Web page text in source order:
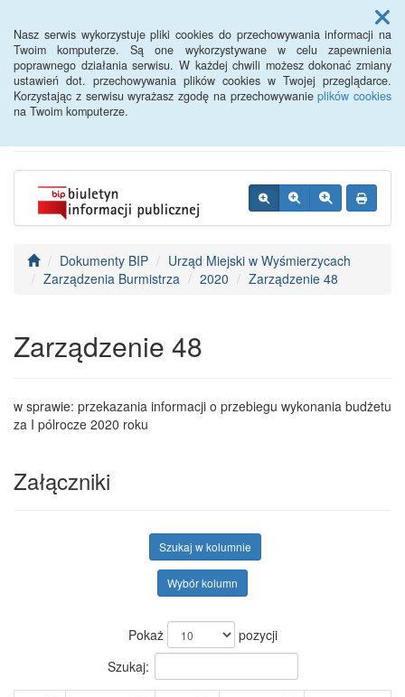
Nasz serwis wykorzystuje pliki cookies do przechowywania informacji na
Twoim komputerze. Są one wykorzystywane w celu zapewnienia
poprawnego działania serwisu. W każdej chwili możesz dokonać zmiany
ustawień dot. przechowywania plików cookies w Twojej przeglądarce.
Korzystając z serwisu wyrażasz zgodę na przechowywanieplików cookies
na Twoim komputerze.
Menu
BIP - Urząd Miejski
Wyśmierzyce
Dokumenty BIP
Urząd Miejski w Wyśmierzycach
Zarządzenia Burmistrza
2020 Zarządzenie 48
Zarządzenie 48
w sprawie: przekazania informacji o przebiegu wykonania budżetu
za I pólrocze 2020 roku
Załączniki
Szukaj w kolumnie
Wybór kolumn
Pokaż
pozycji
Szukaj: